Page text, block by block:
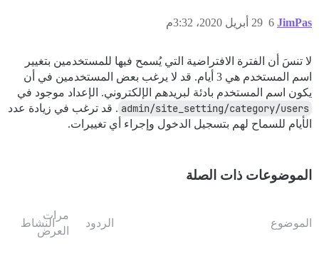
JimPas 29 أبريل 2020، 3:32م 6
لا تنسَ أن الفترة الافتراضية التي يُسمح فيها للمستخدمين بتغيير
اسم المستخدم هي 3 أيام. قد لا يرغب بعض المستخدمين في أن
يكون اسم المستخدم بادئة لبريدهم الإلكتروني. الإعداد موجود في
admin/site_setting/category/users . قد ترغب في زيادة عدد
الأيام للسماح لهم بتسجيل الدخول وإجراء أي تغييرات.
الموضوعات ذات الصلة
الموضوع الردود
مرات
العرض
النشاط